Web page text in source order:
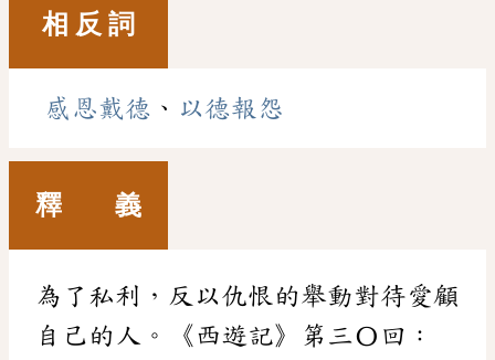
相 反 詞
感恩戴德 、 以德報怨
釋 義
為了私利，反以仇恨的舉動對待愛顧
自己的人。《西遊記》第三〇回：